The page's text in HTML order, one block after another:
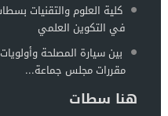
في التكوين العلمي
بين سيارة المصلحة
مقررات مجلس جماعة...
هنا سطات